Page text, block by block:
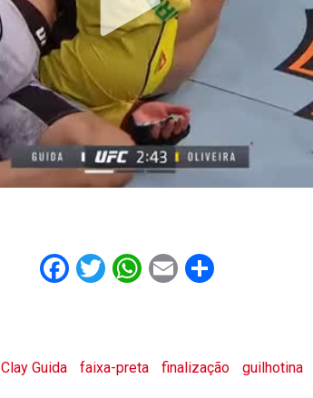
Facebook
Twitter
WhatsApp
EmailShare
Clay Guida faixa-preta finalização guilhotina